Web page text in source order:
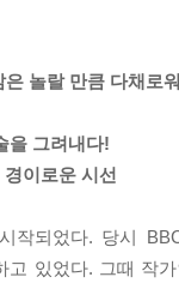
해 준다는 것을 보여
한다. 그녀의 기
는 기회를 주는 것임
놀랄 만큼 다채로
을 그려내다!
이로운 시선
작되었다. 당시
고 있었다. 그때 작